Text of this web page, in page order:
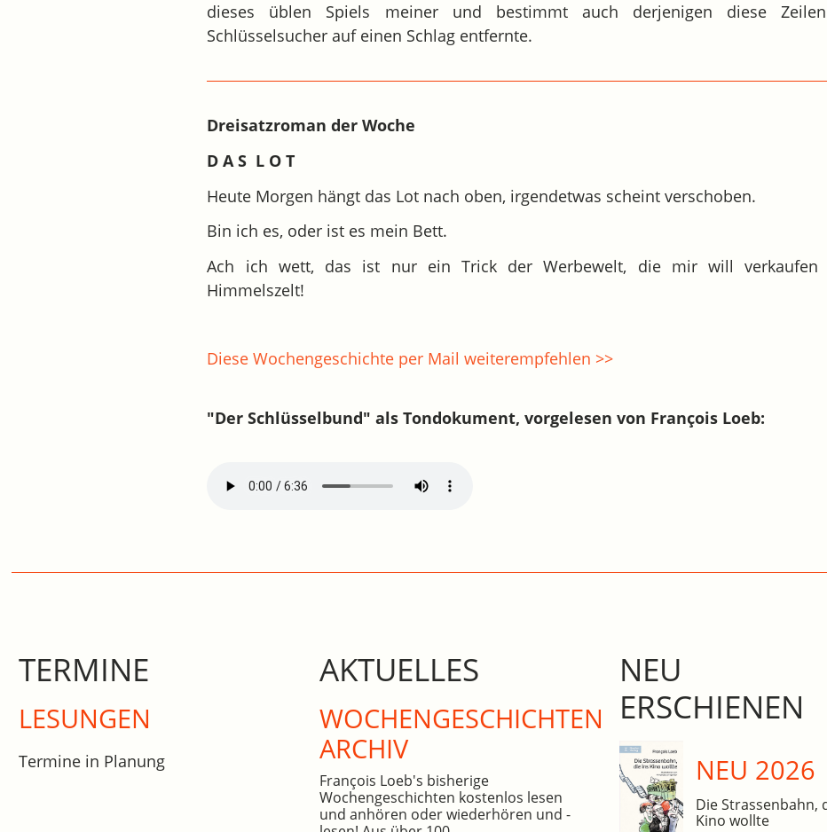
dieses üblen Spiels meiner und bestimmt auch derjenigen diese
Schlüsselsucher auf einen Schlag entfernte.
Dreisatzroman der Woche
D A S L O T
Heute Morgen hängt das Lot nach oben, irgendetwas scheint verschoben.
Bin ich es, oder ist es mein Bett.
Ach ich wett, das ist nur ein Trick der Werbewelt, die mir will verkaufen
Himmelszelt!
Diese Wochengeschichte per Mail weiterempfehlen >>
"Der Schlüsselbund" als Tondokument, vorgelesen von François Loeb:
TERMINE
LESUNGEN
Termine in Planung
AKTUELLES
WOCHEN­GE­SCHICHTEN
ARCHIV
François Loeb's bisherige
Wochengeschichten kostenlos lesen
und anhören oder wiederhören und -
NEU
ERSCHIENEN
NEU 2026
Die Strassenbahn,
Kino wollte